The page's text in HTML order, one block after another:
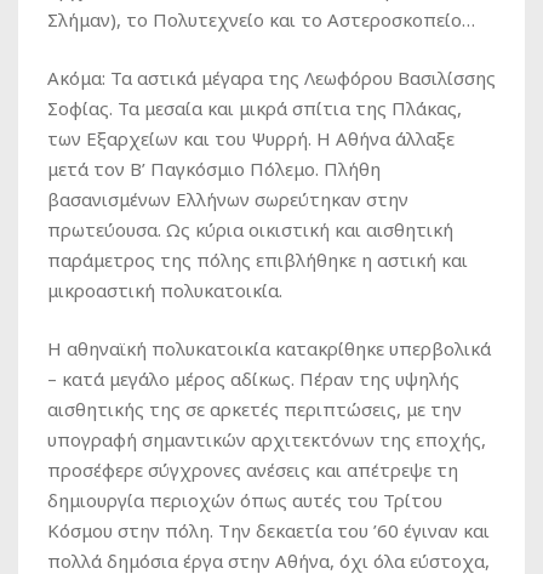
Σλήμαν), το Πολυτεχνείο και το Αστεροσκοπείο…
Ακόμα: Τα αστικά μέγαρα της Λεωφόρου Βασιλίσσης
Σοφίας. Τα μεσαία και μικρά σπίτια της Πλάκας,
των Εξαρχείων και του Ψυρρή. Η Αθήνα άλλαξε
μετά τον Β’ Παγκόσμιο Πόλεμο. Πλήθη
βασανισμένων Ελλήνων σωρεύτηκαν στην
πρωτεύουσα. Ως κύρια οικιστική και αισθητική
παράμετρος της πόλης επιβλήθηκε η αστική και
μικροαστική πολυκατοικία.
Η αθηναϊκή πολυκατοικία κατακρίθηκε υπερβολικά
– κατά μεγάλο μέρος αδίκως. Πέραν της υψηλής
αισθητικής της σε αρκετές περιπτώσεις, με την
υπογραφή σημαντικών αρχιτεκτόνων της εποχής,
προσέφερε σύγχρονες ανέσεις και απέτρεψε τη
δημιουργία περιοχών όπως αυτές του Τρίτου
Κόσμου στην πόλη. Την δεκαετία του ’60 έγιναν και
πολλά δημόσια έργα στην Αθήνα, όχι όλα εύστοχα,